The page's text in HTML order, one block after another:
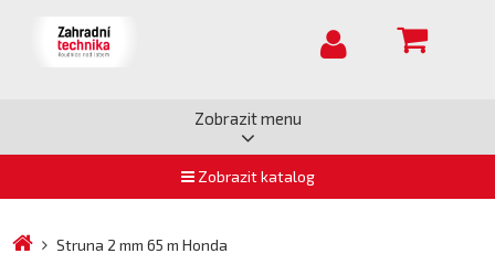
Zobrazit menu
Zobrazit katalog
Struna 2 mm 65 m Honda